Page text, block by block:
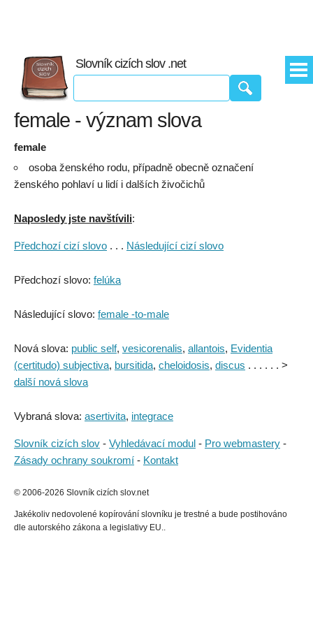
Slovník cizích slov .net
female - význam slova
female
osoba ženského rodu, případně obecně označení
ženského pohlaví u lidí i dalších živočichů
Naposledy jste navštívili:
Předchozí cizí slovo . . . Následující cizí slovo
Předchozí slovo: felúka
Následující slovo: female -to-male
Nová slova: public self, vesicorenalis, allantois, Evidentia
(certitudo) subjectiva, bursitida, cheloidosis, discus . . . . . . >
další nová slova
Vybraná slova: asertivita, integrace
Slovník cizích slov - Vyhledávací modul - Pro webmastery -
Zásady ochrany soukromí - Kontakt
© 2006-2026 Slovník cizích slov.net
Jakékoliv nedovolené kopírování slovníku je trestné a bude postihováno
dle autorského zákona a legislativy EU..